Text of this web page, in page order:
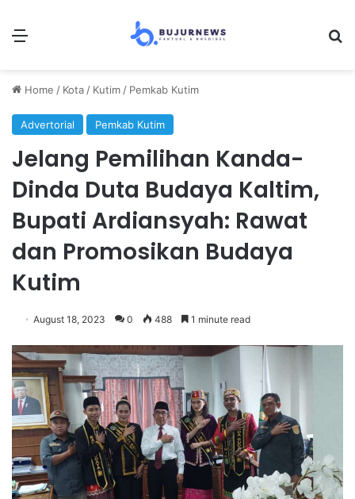
Menu
Home / Kota / Kutim / Pemkab Kutim
Advertorial Pemkab Kutim
Jelang Pemilihan Kanda-
Dinda Duta Budaya Kaltim,
Bupati Ardiansyah: Rawat
dan Promosikan Budaya
Kutim
August 18, 2023 0 488 1 minute read